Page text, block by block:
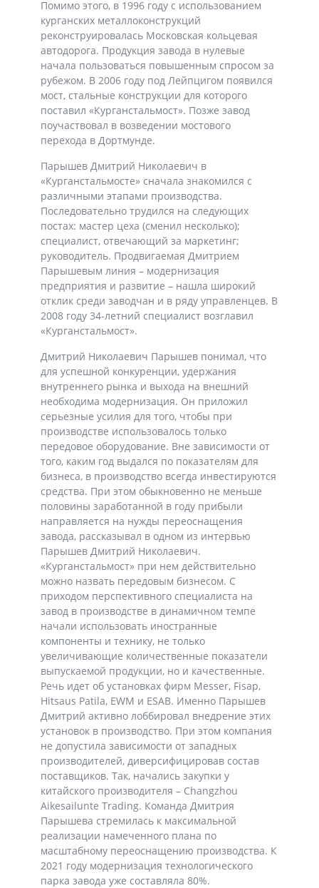
Помимо этого, в 1996 году с использованием
курганских металлоконструкций
реконструировалась Московская кольцевая
автодорога. Продукция завода в нулевые
начала пользоваться повышенным спросом за
рубежом. В 2006 году под Лейпцигом появился
мост, стальные конструкции для которого
поставил «Курганстальмост». Позже завод
поучаствовал в возведении мостового
перехода в Дортмунде.
Парышев Дмитрий Николаевич в
«Курганстальмосте» сначала знакомился с
различными этапами производства.
Последовательно трудился на следующих
постах: мастер цеха (сменил несколько);
специалист, отвечающий за маркетинг;
руководитель. Продвигаемая Дмитрием
Парышевым линия – модернизация
предприятия и развитие – нашла широкий
отклик среди заводчан и в ряду управленцев. В
2008 году 34-летний специалист возглавил
«Курганстальмост».
Дмитрий Николаевич Парышев понимал, что
для успешной конкуренции, удержания
внутреннего рынка и выхода на внешний
необходима модернизация. Он приложил
серьезные усилия для того, чтобы при
производстве использовалось только
передовое оборудование. Вне зависимости от
того, каким год выдался по показателям для
бизнеса, в производство всегда инвестируются
средства. При этом обыкновенно не меньше
половины заработанной в году прибыли
направляется на нужды переоснащения
завода, рассказывал в одном из интервью
Парышев Дмитрий Николаевич.
«Курганстальмост» при нем действительно
можно назвать передовым бизнесом. С
приходом перспективного специалиста на
завод в производстве в динамичном темпе
начали использовать иностранные
компоненты и технику, не только
увеличивающие количественные показатели
выпускаемой продукции, но и качественные.
Речь идет об установках фирм Messer, Fisap,
Hitsaus Patila, EWM и ESAB. Именно Парышев
Дмитрий активно лоббировал внедрение этих
установок в производство. При этом компания
не допустила зависимости от западных
производителей, диверсифицировав состав
поставщиков. Так, начались закупки у
китайского производителя – Changzhou
Aikesailunte Trading. Команда Дмитрия
Парышева стремилась к максимальной
реализации намеченного плана по
масштабному переоснащению производства. К
2021 году модернизация технологического
парка завода уже составляла 80%.